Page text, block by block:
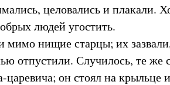
целовались и плакали.
людей угостить.
мимо нищие старцы; их
отпустили. Случилось, те
царевича; он стоял на крыльце